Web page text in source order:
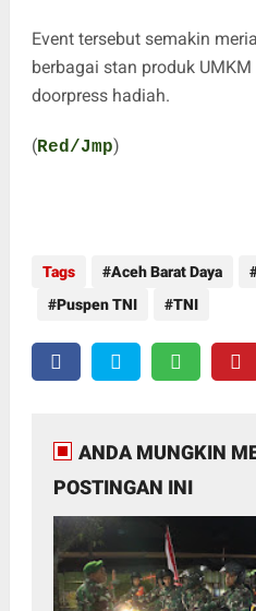
Event tersebut semakin
berbagai stan produk
doorpress hadiah.
(Red/Jmp)
Tags Aceh Barat Daya
Puspen TNI
TNI
ANDA MUNGKIN
POSTINGAN INI